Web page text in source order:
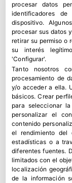
El fin
progreso de
del
sociedad,
conjunto de
destacado
Además, el
la
cualquier
procesar datos
identificadores
dispositivo.
procesar sus datos
retirar su permiso o
su interés
'Configurar'.
Tanto nosotros
procesamiento de
y/o acceder a ella.
básicos.Crear
para seleccionar
personalizar el
contenido
el rendimiento del
estadísticas o a
diferentes fuentes.
limitados con el
localización
de la información